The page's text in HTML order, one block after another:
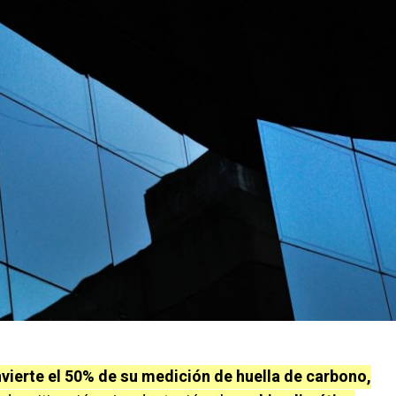
el 50% de su medición de huella de carbono,